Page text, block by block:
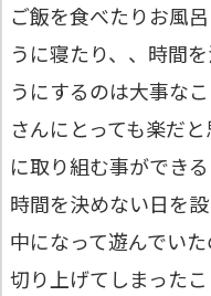
ご飯を食べたりお風
うに寝たり、、時間
うにするのは大事な
さんにとっても楽だ
に取り組む事ができ
時間を決めない日を
中になって遊んでい
切り上げてしまった